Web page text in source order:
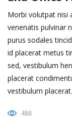
Morbi volutpat nisi
venenatis pulvinar
purus sodales
id placerat metus
sed, vestibulum
placerat
vestibulum
486